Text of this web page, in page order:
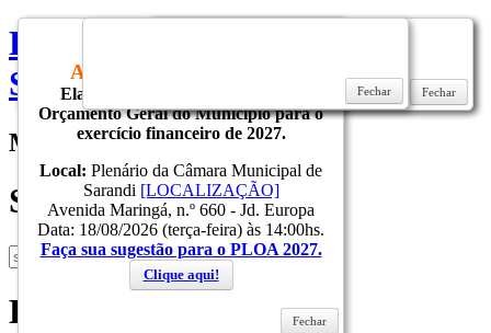
Prefeitura do Municipio de
Sarandi
Menu
Search
Login
AUDIÊNCIA PÚBLICA
Elaboração do Projeto de Lei do
Orçamento Geral do Município para o
exercício financeiro de 2027.
Local: Plenário da Câmara Municipal de
Sarandi [LOCALIZAÇÃO]
Avenida Maringá, n.º 660 - Jd. Europa
Data: 18/08/2026 (terça-feira) às 14:00hs.
Faça sua sugestão para o PLOA 2027.
Clique aqui!
Fechar
Fechar
Fechar
Fechar